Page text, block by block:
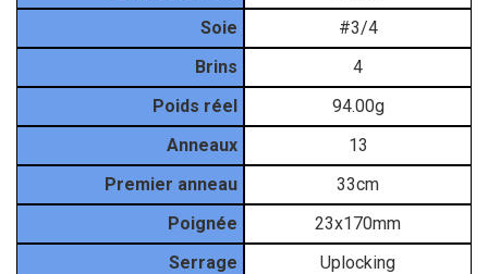
Soie
#3/4
Brins
4
Poids réel
94.00g
Anneaux
13
Premier anneau
33cm
Poignée
23x170mm
Serrage
Uplocking